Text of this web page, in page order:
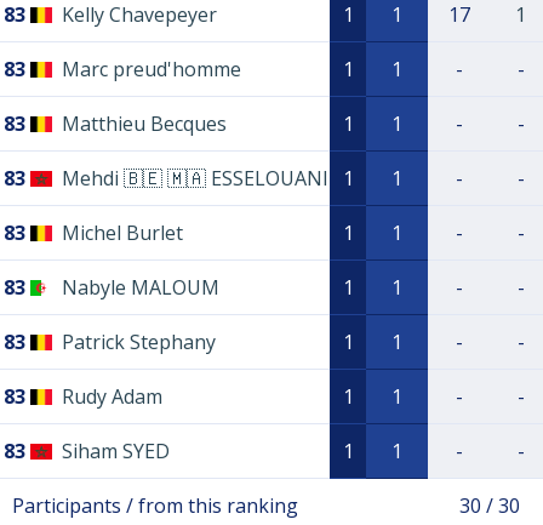
83 Kelly Chavepeyer 1 1 17 1
83 Marc preud'homme 1 1 - -
83 Matthieu Becques 1 1 - -
83 Mehdi 🇧🇪 🇲🇦 ESSELOUANI 1 1 - -
83 Michel Burlet 1 1 - -
83 Nabyle MALOUM 1 1 - -
83 Patrick Stephany 1 1 - -
83 Rudy Adam 1 1 - -
83 Siham SYED 1 1 - -
Participants / from this ranking 30 / 30